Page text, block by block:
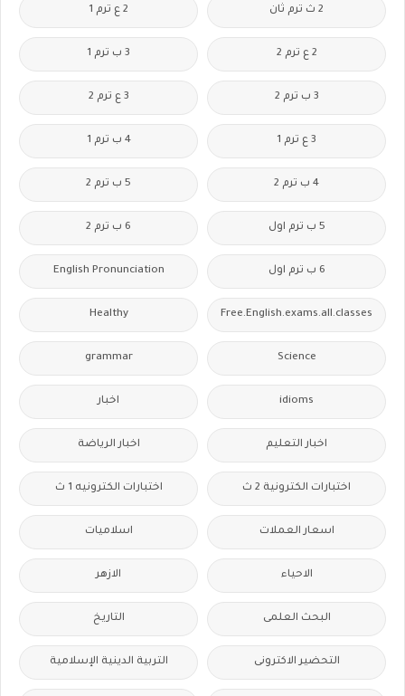
2 ث ترم ثان 2 ع ترم 1
2 ع ترم 2 3 ب ترم 1
3 ب ترم 2 3 ع ترم 2
3 ع ترم 1 4 ب ترم 1
4 ب ترم 2 5 ب ترم 2
5 ب ترم اول 6 ب ترم 2
6 ب ترم اول English Pronunciation
Free.English.exams.all.classes
Healthy
Science
grammar
idioms اخبار
اخبار التعليم اخبار الرياضة
اختبارات الكترونية 2 ث اختبارات الكترونيه 1 ث
اسعار العملات اسلاميات
الاحياء الازهر
البحث العلمى التاريخ
التحضير الاكترونى التربية الدينية الإسلامية